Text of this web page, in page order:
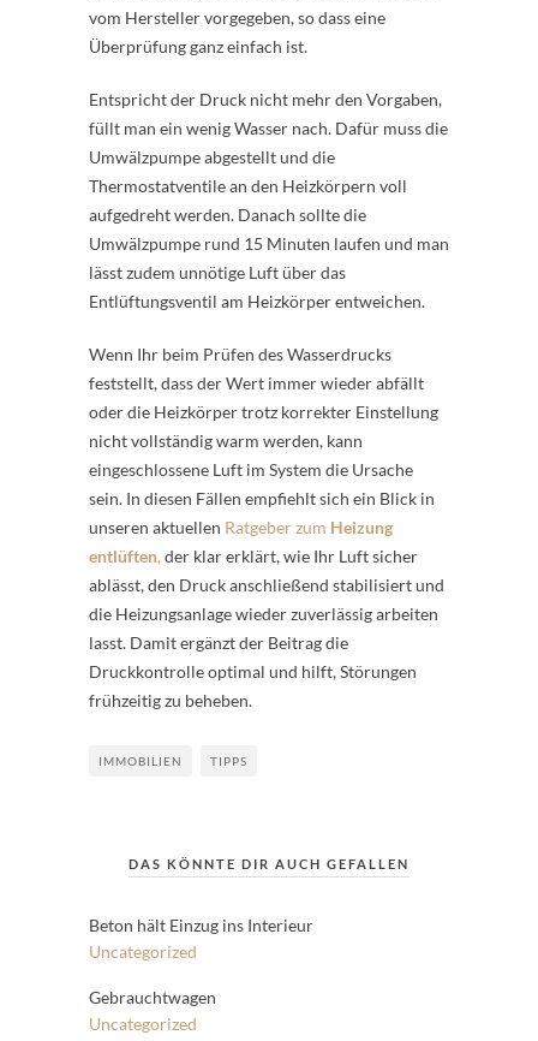
vom Hersteller vorgegeben, so dass eine
Überprüfung ganz einfach ist.
Entspricht der Druck nicht mehr den Vorgaben,
füllt man ein wenig Wasser nach. Dafür muss die
Umwälzpumpe abgestellt und die
Thermostatventile an den Heizkörpern voll
aufgedreht werden. Danach sollte die
Umwälzpumpe rund 15 Minuten laufen und man
lässt zudem unnötige Luft über das
Entlüftungsventil am Heizkörper entweichen.
Wenn Ihr beim Prüfen des Wasserdrucks
feststellt, dass der Wert immer wieder abfällt
oder die Heizkörper trotz korrekter Einstellung
nicht vollständig warm werden, kann
eingeschlossene Luft im System die Ursache
sein. In diesen Fällen empfiehlt sich ein Blick in
unseren aktuellen Ratgeber zum Heizung
entlüften, der klar erklärt, wie Ihr Luft sicher
ablässt, den Druck anschließend stabilisiert und
die Heizungsanlage wieder zuverlässig arbeiten
lasst. Damit ergänzt der Beitrag die
Druckkontrolle optimal und hilft, Störungen
frühzeitig zu beheben.
IMMOBILIEN TIPPS
DAS KÖNNTE DIR AUCH GEFALLEN
Beton hält Einzug ins Interieur
Uncategorized
Gebrauchtwagen
Uncategorized